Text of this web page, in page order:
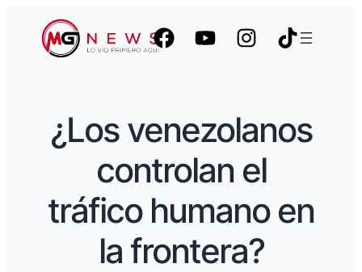
¿Los venezolanos
controlan el
tráfico humano en
la frontera?